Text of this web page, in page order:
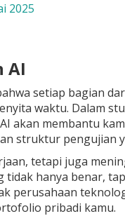
2025
AI
setiap bagian
waktu. Dalam
akan membantu
struktur pengujian
tetapi juga
tidak hanya benar,
perusahaan
pribadi kamu.